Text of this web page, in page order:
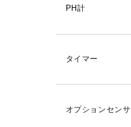
PH計
タイマー
タイマー
オプションセンサ